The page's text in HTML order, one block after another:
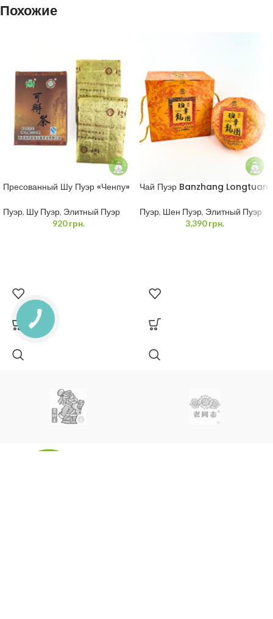
Похожие
Пресованный Шу Пуэр «Ченпу»
Пуэр, Шу Пуэр, Элитный Пуэр
920грн.
Чай Пуэр Banzhang Longtuan
Пуэр, Шен Пуэр, Элитный Пуэр
3,390грн.